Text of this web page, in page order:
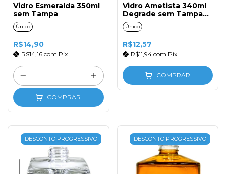
Vidro Esmeralda 350ml
sem Tampa
Único
R$14,90
R$14,16 com Pix
COMPRAR
Vidro Ametista 340ml
Degrade sem Tampa
Preto
Único
R$12,57
R$11,94 com Pix
COMPRAR
DESCONTO PROGRESSIVO DESCONTO PROGRESSIVO